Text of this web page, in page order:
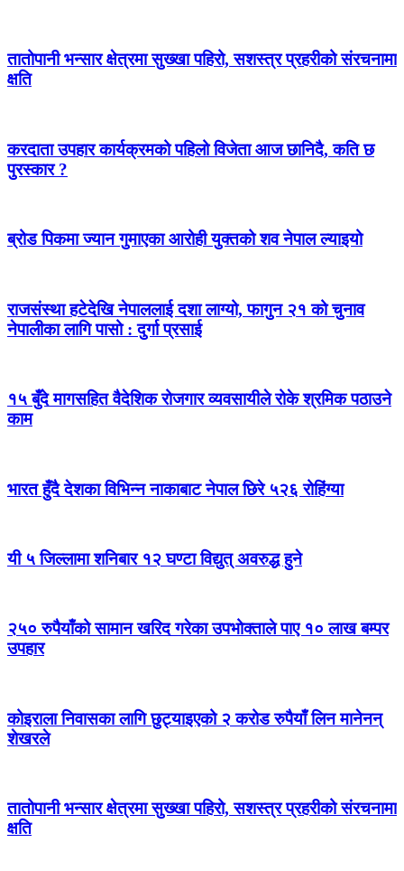
तातोपानी भन्सार क्षेत्रमा सुख्खा पहिरो, सशस्त्र प्रहरीको संरचनामा
क्षति
करदाता उपहार कार्यक्रमको पहिलो विजेता आज छानिदै, कति छ
पुरस्कार ?
ब्रोड पिकमा ज्यान गुमाएका आरोही युक्तको शव नेपाल ल्याइयो
राजसंस्था हटेदेखि नेपाललाई दशा लाग्यो, फागुन २१ को चुनाव
नेपालीका लागि पासो : दुर्गा प्रसाई
१५ बुँदे मागसहित वैदेशिक रोजगार व्यवसायीले रोके श्रमिक पठाउने
काम
भारत हुँदै देशका विभिन्न नाकाबाट नेपाल छिरे ५२६ रोहिंग्या
यी ५ जिल्लामा शनिबार १२ घण्टा विद्युत् अवरुद्ध हुने
२५० रुपैयाँको सामान खरिद गरेका उपभोक्ताले पाए १० लाख बम्पर
उपहार
कोइराला निवासका लागि छुट्याइएको २ करोड रुपैयाँ लिन मानेनन्
शेखरले
तातोपानी भन्सार क्षेत्रमा सुख्खा पहिरो, सशस्त्र प्रहरीको संरचनामा
क्षति